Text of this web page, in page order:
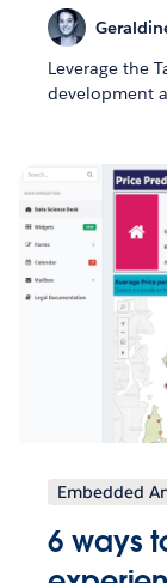
Leverage the
development
Embedded
6 ways